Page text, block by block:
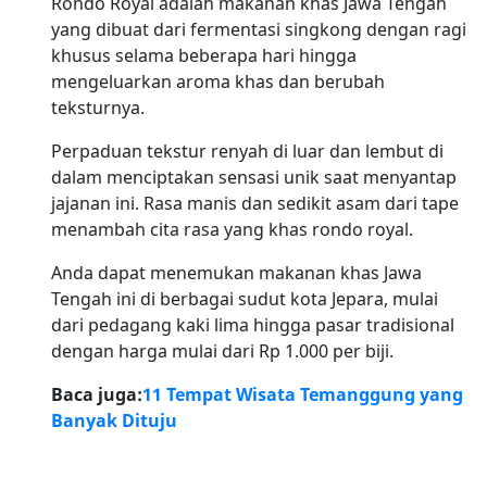
yang dibuat dari fermentasi singkong dengan ragi
khusus selama beberapa hari hingga
mengeluarkan aroma khas dan berubah
teksturnya.
Perpaduan tekstur renyah di luar dan lembut di
dalam menciptakan sensasi unik saat menyantap
jajanan ini. Rasa manis dan sedikit asam dari tape
menambah cita rasa yang khas rondo royal.
Anda dapat menemukan makanan khas Jawa
Tengah ini di berbagai sudut kota Jepara, mulai
dari pedagang kaki lima hingga pasar tradisional
dengan harga mulai dari Rp 1.000 per biji.
Baca juga:11 Tempat Wisata Temanggung yang
Banyak Dituju